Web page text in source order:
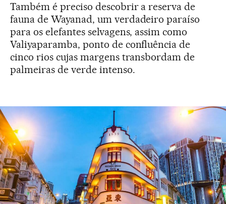
Também é preciso descobrir a reserva de
fauna de Wayanad, um verdadeiro paraíso
para os elefantes selvagens, assim como
Valiyaparamba, ponto de confluência de
cinco rios cujas margens transbordam de
palmeiras de verde intenso.